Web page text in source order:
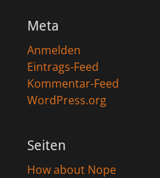
Meta
Anmelden
Eintrags-Feed
Kommentar-Feed
WordPress.org
Seiten
How about Nope